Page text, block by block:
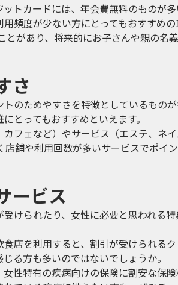
ットカードには、年会費無料のものが
頻度が少ない方にとってもおすすめの
とがあり、将来的にお子さんや親の名
さ
のためやすさを特徴としているもの
とってもおすすめといえます。
フェなど）やサービス（エステ、ネ
店舗や利用回数が多いサービスでポイ
ービス
けられたり、女性に必要と思われる
店を利用すると、割引が受けられる
る方も多いのではないでしょうか。
性特有の疾病向けの保険に割安な保